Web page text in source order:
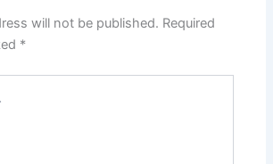
will not be published. Required
*